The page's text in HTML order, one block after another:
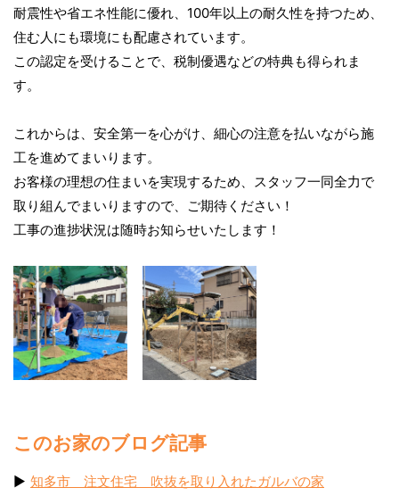
耐震性や省エネ性能に優れ、100年以上の耐久性を持つため、
住む人にも環境にも配慮されています。
この認定を受けることで、税制優遇などの特典も得られま
す。
これからは、安全第一を心がけ、細心の注意を払いながら施
工を進めてまいります。
お客様の理想の住まいを実現するため、スタッフ一同全力で
取り組んでまいりますので、ご期待ください！
工事の進捗状況は随時お知らせいたします！
このお家のブログ記事
▶︎ 知多市 注文住宅 吹抜を取り入れたガルバの家